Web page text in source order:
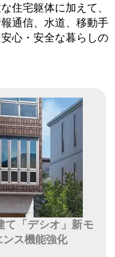
住宅躯体に加えて、
通信、水道、移動手
心・安全な暮らしの
て「デシオ」新モ
ス機能強化